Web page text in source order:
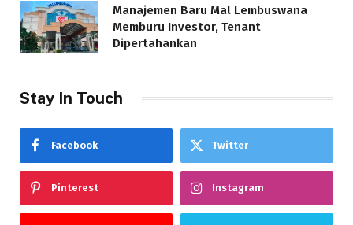
Manajemen Baru Mal Lembuswana
Memburu Investor, Tenant
Dipertahankan
Stay In Touch
Facebook Twitter
Pinterest Instagram